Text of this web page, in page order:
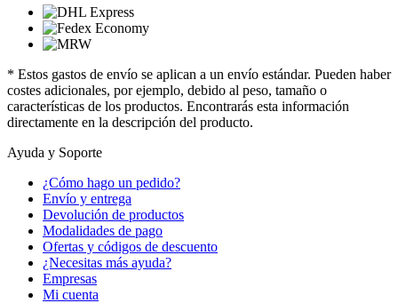
* Estos gastos de envío se aplican a un envío estándar. Pueden haber
costes adicionales, por ejemplo, debido al peso, tamaño o
características de los productos. Encontrarás esta información
directamente en la descripción del producto.
Ayuda y Soporte
¿Cómo hago un pedido?
Envío y entrega
Devolución de productos
Modalidades de pago
Ofertas y códigos de descuento
¿Necesitas más ayuda?
Empresas
Mi cuenta